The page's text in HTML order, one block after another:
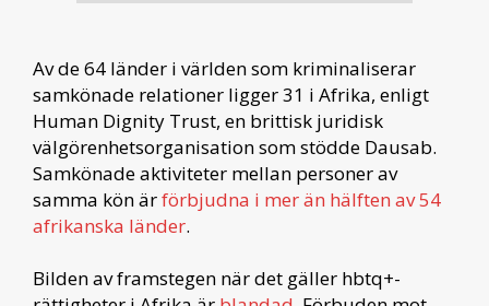
Av de 64 länder i världen som kriminaliserar
samkönade relationer ligger 31 i Afrika, enligt
Human Dignity Trust, en brittisk juridisk
välgörenhetsorganisation som stödde Dausab.
Samkönade aktiviteter mellan personer av
samma kön ärförbjudna i mer än hälften av 54
afrikanska länder.
Bilden av framstegen när det gäller hbtq+-